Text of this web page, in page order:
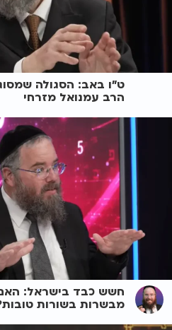
ט"ו באב: הסגולה
הרב עמנואל מזרחי
חשש כבד בישראל:
מבשרות בשורות